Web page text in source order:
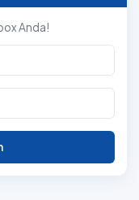
Anda!